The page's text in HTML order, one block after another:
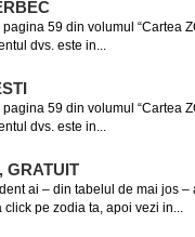
59 din volumul “Cartea
dvs. este in...
59 din volumul “Cartea
dvs. este in...
GRATUIT
ai – din tabelul de mai jos
pe zodia ta, apoi vezi in...